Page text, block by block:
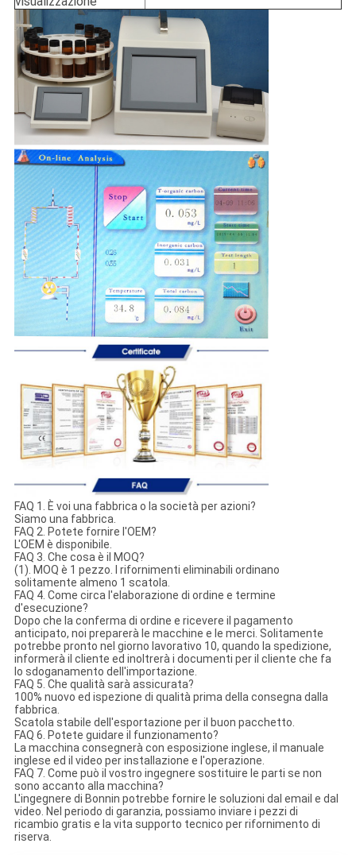
FAQ 1. È voi una fabbrica o la società per azioni?
Siamo una fabbrica.
FAQ 2. Potete fornire l'OEM?
L'OEM è disponibile.
FAQ 3. Che cosa è il MOQ?
(1). MOQ è 1 pezzo. I rifornimenti eliminabili ordinano
solitamente almeno 1 scatola.
FAQ 4. Come circa l'elaborazione di ordine e termine
d'esecuzione?
Dopo che la conferma di ordine e ricevere il pagamento
anticipato, noi preparerà le macchine e le merci. Solitamente
potrebbe pronto nel giorno lavorativo 10, quando la spedizione,
informerà il cliente ed inoltrerà i documenti per il cliente che fa
lo sdoganamento dell'importazione.
FAQ 5. Che qualità sarà assicurata?
100% nuovo ed ispezione di qualità prima della consegna dalla
fabbrica.
Scatola stabile dell'esportazione per il buon pacchetto.
FAQ 6. Potete guidare il funzionamento?
La macchina consegnerà con esposizione inglese, il manuale
inglese ed il video per installazione e l'operazione.
FAQ 7. Come può il vostro ingegnere sostituire le parti se non
sono accanto alla macchina?
L'ingegnere di Bonnin potrebbe fornire le soluzioni dal email e dal
video. Nel periodo di garanzia, possiamo inviare i pezzi di
ricambio gratis e la vita supporto tecnico per rifornimento di
riserva.